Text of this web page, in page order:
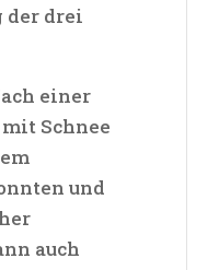
der drei
einer
Schnee
und
auch